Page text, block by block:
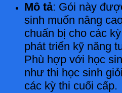
Mô tả: Gói này
sinh muốn nâng
chuẩn bị cho các
phát triển kỹ năng
Phù hợp với học
như thi học sinh
các kỳ thi cuối cấp.